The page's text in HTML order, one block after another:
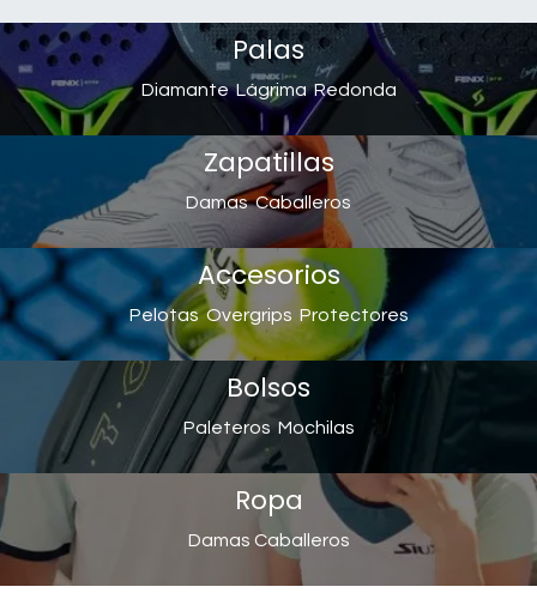
Palas
Diamante Lágrima Redonda
Zapatillas
Damas Caballeros
Accesorios
Pelotas Overgrips Protectores
Bolsos
Paleteros Mochilas
Ropa
Damas Caballeros